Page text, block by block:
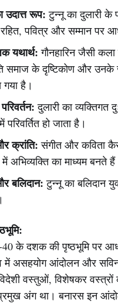
उदात्त रूप: टुन्नू का दुलारी के
पवित्र और सम्मान पर
यथार्थ: गौनहारिन जैसी
समाज के दृष्टिकोण और उनके
गया है।
दुलारी का व्यक्तिगत
परिवर्तित हो जाता है।
क्रांति: संगीत और कविता
अभिव्यक्ति का माध्यम बनते
बलिदान: टुन्नू का बलिदान
40 के दशक की पृष्ठभूमि पर
में असहयोग आंदोलन और
वस्तुओं, विशेषकर वस्त्रों
अंग था। बनारस इन